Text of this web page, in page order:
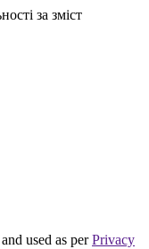
за зміст
used as perPrivacy